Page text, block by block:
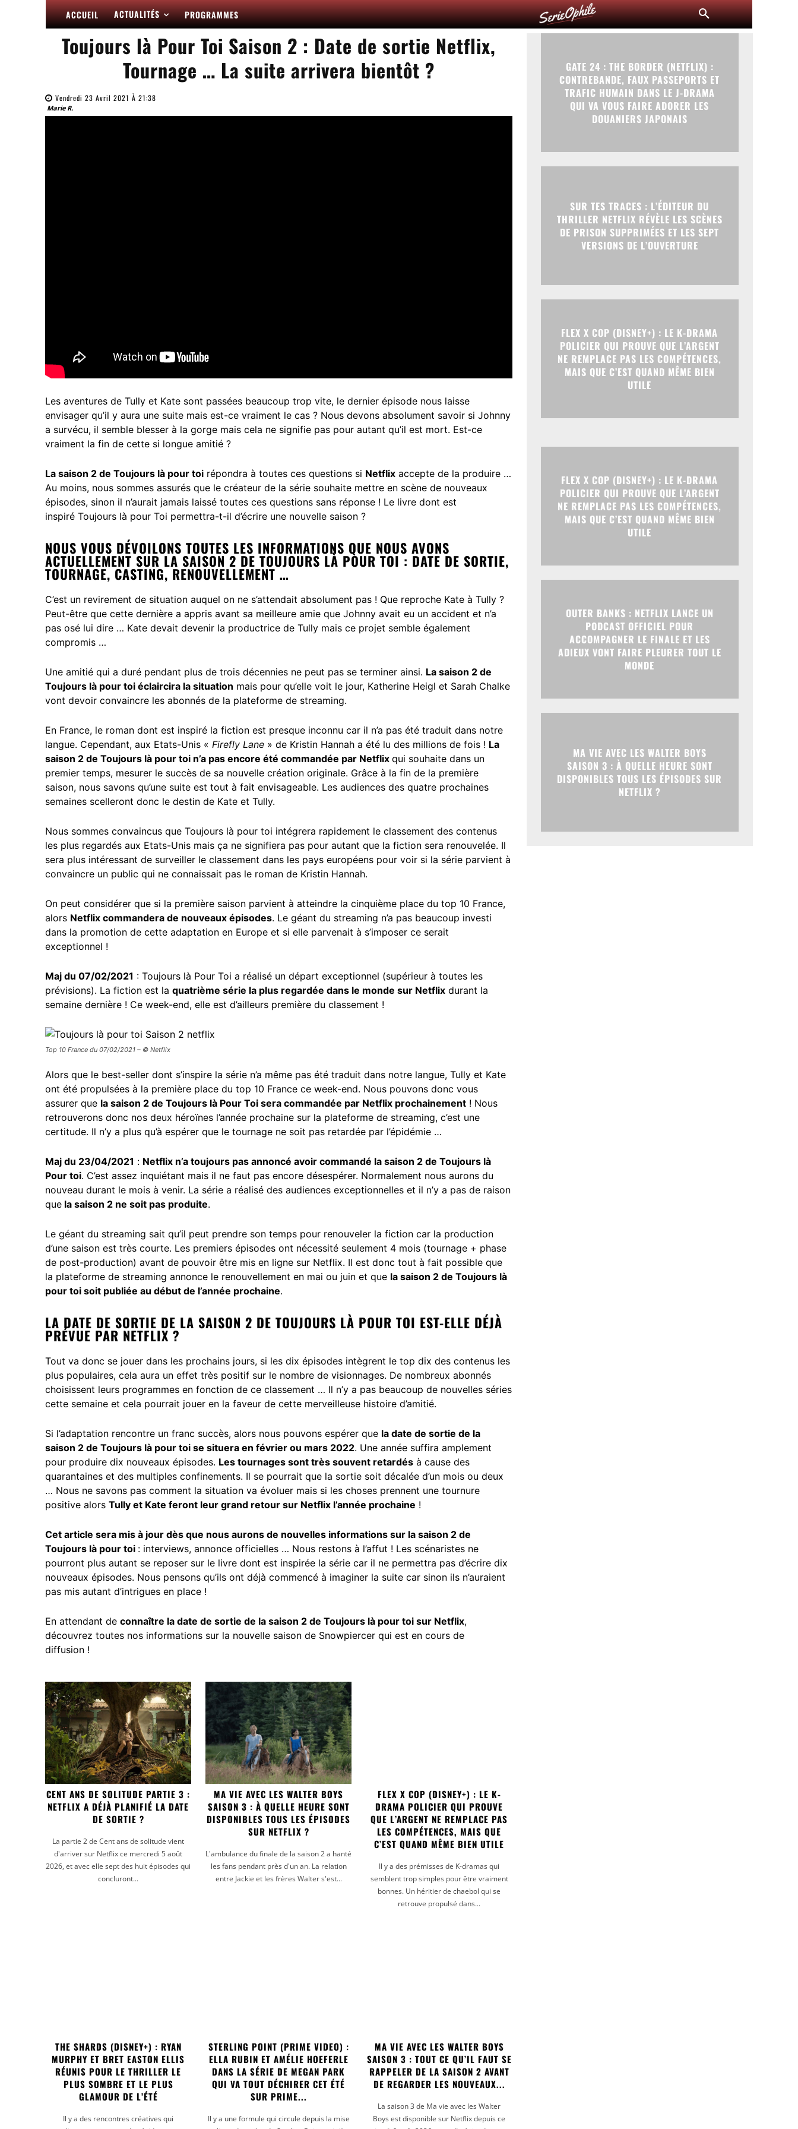
ACCUEIL ACTUALITÉS PROGRAMMES
Toujours là Pour Toi Saison 2 : Date de sortie Netflix,
Tournage … La suite arrivera bientôt ?
Vendredi 23 Avril 2021 À 21:38
Marie R.
Les aventures de Tully et Kate sont passées beaucoup trop vite, le dernier épisode nous laisse
envisager qu’il y aura une suite mais est-ce vraiment le cas ? Nous devons absolument savoir si Johnny
a survécu, il semble blesser à la gorge mais cela ne signifie pas pour autant qu’il est mort. Est-ce
vraiment la fin de cette si longue amitié ?
La saison 2 de Toujours là pour toi répondra à toutes ces questions si Netflix accepte de la produire …
Au moins, nous sommes assurés que le créateur de la série souhaite mettre en scène de nouveaux
épisodes, sinon il n’aurait jamais laissé toutes ces questions sans réponse ! Le livre dont est
inspiré Toujours là pour Toi permettra-t-il d’écrire une nouvelle saison ?
NOUS VOUS DÉVOILONS TOUTES LES INFORMATIONS QUE NOUS AVONS
ACTUELLEMENT SUR LA SAISON 2 DE TOUJOURS LÀ POUR TOI : DATE DE SORTIE,
TOURNAGE, CASTING, RENOUVELLEMENT …
C’est un revirement de situation auquel on ne s’attendait absolument pas ! Que reproche Kate à Tully ?
Peut-être que cette dernière a appris avant sa meilleure amie que Johnny avait eu un accident et n’a
pas osé lui dire … Kate devait devenir la productrice de Tully mais ce projet semble également
compromis …
Une amitié qui a duré pendant plus de trois décennies ne peut pas se terminer ainsi. La saison 2 de
Toujours là pour toi éclaircira la situation mais pour qu’elle voit le jour, Katherine Heigl et Sarah Chalke
vont devoir convaincre les abonnés de la plateforme de streaming.
En France, le roman dont est inspiré la fiction est presque inconnu car il n’a pas été traduit dans notre
langue. Cependant, aux Etats-Unis « Firefly Lane » de Kristin Hannah a été lu des millions de fois ! La
saison 2 de Toujours là pour toi n’a pas encore été commandée par Netflix qui souhaite dans un
premier temps, mesurer le succès de sa nouvelle création originale. Grâce à la fin de la première
saison, nous savons qu’une suite est tout à fait envisageable. Les audiences des quatre prochaines
semaines scelleront donc le destin de Kate et Tully.
Nous sommes convaincus que Toujours là pour toi intégrera rapidement le classement des contenus
les plus regardés aux Etats-Unis mais ça ne signifiera pas pour autant que la fiction sera renouvelée. Il
sera plus intéressant de surveiller le classement dans les pays européens pour voir si la série parvient à
convaincre un public qui ne connaissait pas le roman de Kristin Hannah.
On peut considérer que si la première saison parvient à atteindre la cinquième place du top 10 France,
alors Netflix commandera de nouveaux épisodes. Le géant du streaming n’a pas beaucoup investi
dans la promotion de cette adaptation en Europe et si elle parvenait à s’imposer ce serait
exceptionnel !
Maj du 07/02/2021 : Toujours là Pour Toi a réalisé un départ exceptionnel (supérieur à toutes les
prévisions). La fiction est la quatrième série la plus regardée dans le monde sur Netflix durant la
semaine dernière ! Ce week-end, elle est d’ailleurs première du classement !
Top 10 France du 07/02/2021 – © Netflix
Alors que le best-seller dont s’inspire la série n’a même pas été traduit dans notre langue, Tully et Kate
ont été propulsées à la première place du top 10 France ce week-end. Nous pouvons donc vous
assurer que la saison 2 de Toujours là Pour Toi sera commandée par Netflix prochainement ! Nous
retrouverons donc nos deux héroïnes l’année prochaine sur la plateforme de streaming, c’est une
certitude. Il n’y a plus qu’à espérer que le tournage ne soit pas retardée par l’épidémie …
Maj du 23/04/2021 : Netflix n’a toujours pas annoncé avoir commandé la saison 2 de Toujours là
Pour toi. C’est assez inquiétant mais il ne faut pas encore désespérer. Normalement nous aurons du
nouveau durant le mois à venir. La série a réalisé des audiences exceptionnelles et il n’y a pas de raison
que la saison 2 ne soit pas produite.
Le géant du streaming sait qu’il peut prendre son temps pour renouveler la fiction car la production
d’une saison est très courte. Les premiers épisodes ont nécessité seulement 4 mois (tournage + phase
de post-production) avant de pouvoir être mis en ligne sur Netflix. Il est donc tout à fait possible que
la plateforme de streaming annonce le renouvellement en mai ou juin et que la saison 2 de Toujours là
pour toi soit publiée au début de l’année prochaine.
LA DATE DE SORTIE DE LA SAISON 2 DE TOUJOURS LÀ POUR TOI EST-ELLE DÉJÀ
PRÉVUE PAR NETFLIX ?
Tout va donc se jouer dans les prochains jours, si les dix épisodes intègrent le top dix des contenus les
plus populaires, cela aura un effet très positif sur le nombre de visionnages. De nombreux abonnés
choisissent leurs programmes en fonction de ce classement … Il n’y a pas beaucoup de nouvelles séries
cette semaine et cela pourrait jouer en la faveur de cette merveilleuse histoire d’amitié.
Si l’adaptation rencontre un franc succès, alors nous pouvons espérer que la date de sortie de la
saison 2 de Toujours là pour toi se situera en février ou mars 2022. Une année suffira amplement
pour produire dix nouveaux épisodes. Les tournages sont très souvent retardés à cause des
quarantaines et des multiples confinements. Il se pourrait que la sortie soit décalée d’un mois ou deux
… Nous ne savons pas comment la situation va évoluer mais si les choses prennent une tournure
positive alors Tully et Kate feront leur grand retour sur Netflix l’année prochaine !
Cet article sera mis à jour dès que nous aurons de nouvelles informations sur la saison 2 de
Toujours là pour toi : interviews, annonce officielles … Nous restons à l’affut ! Les scénaristes ne
pourront plus autant se reposer sur le livre dont est inspirée la série car il ne permettra pas d’écrire dix
nouveaux épisodes. Nous pensons qu’ils ont déjà commencé à imaginer la suite car sinon ils n’auraient
pas mis autant d’intrigues en place !
En attendant de connaître la date de sortie de la saison 2 de Toujours là pour toi sur Netflix,
découvrez toutes nos informations sur la nouvelle saison de Snowpiercer qui est en cours de
diffusion !
CENT ANS DE SOLITUDE PARTIE 3 :
NETFLIX A DÉJÀ PLANIFIÉ LA DATE
DE SORTIE ?
La partie 2 de Cent ans de solitude vient
d'arriver sur Netflix ce mercredi 5 août
2026, et avec elle sept des huit épisodes qui
concluront...
MA VIE AVEC LES WALTER BOYS
SAISON 3 : À QUELLE HEURE SONT
DISPONIBLES TOUS LES ÉPISODES
SUR NETFLIX ?
L'ambulance du finale de la saison 2 a hanté
les fans pendant près d'un an. La relation
entre Jackie et les frères Walter s'est...
FLEX X COP (DISNEY+) : LE K-
DRAMA POLICIER QUI PROUVE
QUE L’ARGENT NE REMPLACE PAS
LES COMPÉTENCES, MAIS QUE
C’EST QUAND MÊME BIEN UTILE
Il y a des prémisses de K-dramas qui
semblent trop simples pour être vraiment
bonnes. Un héritier de chaebol qui se
retrouve propulsé dans...
THE SHARDS (DISNEY+) : RYAN
MURPHY ET BRET EASTON ELLIS
RÉUNIS POUR LE THRILLER LE
PLUS SOMBRE ET LE PLUS
GLAMOUR DE L’ÉTÉ
Il y a des rencontres créatives qui
STERLING POINT (PRIME VIDEO) :
ELLA RUBIN ET AMÉLIE HOEFERLE
DANS LA SÉRIE DE MEGAN PARK
QUI VA TOUT DÉCHIRER CET ÉTÉ
SUR PRIME...
Il y a une formule qui circule depuis la mise
MA VIE AVEC LES WALTER BOYS
SAISON 3 : TOUT CE QU’IL FAUT SE
RAPPELER DE LA SAISON 2 AVANT
DE REGARDER LES NOUVEAUX...
La saison 3 de Ma vie avec les Walter
Boys est disponible sur Netflix depuis ce
GATE 24 : THE BORDER (NETFLIX) :
CONTREBANDE, FAUX PASSEPORTS ET
TRAFIC HUMAIN DANS LE J-DRAMA
QUI VA VOUS FAIRE ADORER LES
DOUANIERS JAPONAIS
SUR TES TRACES : L’ÉDITEUR DU
THRILLER NETFLIX RÉVÈLE LES SCÈNES
DE PRISON SUPPRIMÉES ET LES SEPT
VERSIONS DE L’OUVERTURE
FLEX X COP (DISNEY+) : LE K-DRAMA
POLICIER QUI PROUVE QUE L’ARGENT
NE REMPLACE PAS LES COMPÉTENCES,
MAIS QUE C’EST QUAND MÊME BIEN
UTILE
FLEX X COP (DISNEY+) : LE K-DRAMA
POLICIER QUI PROUVE QUE L’ARGENT
NE REMPLACE PAS LES COMPÉTENCES,
MAIS QUE C’EST QUAND MÊME BIEN
UTILE
OUTER BANKS : NETFLIX LANCE UN
PODCAST OFFICIEL POUR
ACCOMPAGNER LE FINALE ET LES
ADIEUX VONT FAIRE PLEURER TOUT LE
MONDE
MA VIE AVEC LES WALTER BOYS
SAISON 3 : À QUELLE HEURE SONT
DISPONIBLES TOUS LES ÉPISODES SUR
NETFLIX ?